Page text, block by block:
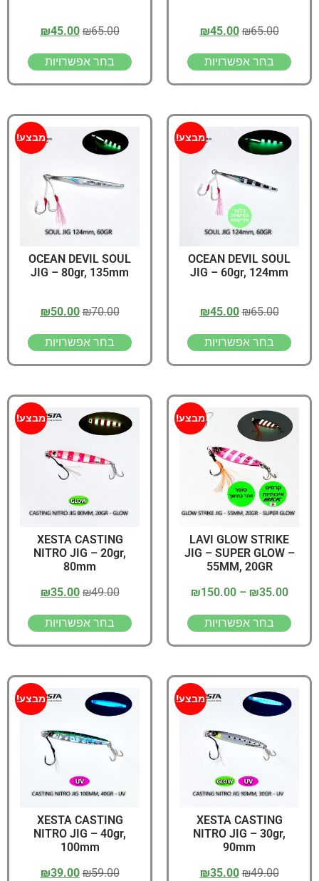
₪65.00
₪45.00
בחר אפשרויות
₪65.00
₪45.00
בחר אפשרויות
מבצע!
OCEAN DEVIL SOUL
JIG – 60gr, 124mm
₪65.00
₪45.00
בחר אפשרויות
מבצע!
OCEAN DEVIL SOUL
JIG – 80gr, 135mm
₪70.00
₪50.00
בחר אפשרויות
מבצע!
LAVI GLOW STRIKE
JIG – SUPER GLOW –
55MM, 20GR
₪35.00
–
₪150.00
בחר אפשרויות
מבצע!
XESTA CASTING
NITRO JIG – 20gr,
80mm
₪49.00
₪35.00
בחר אפשרויות
מבצע!
XESTA CASTING
NITRO JIG – 30gr,
90mm
₪49.00
₪35.00
מבצע!
XESTA CASTING
NITRO JIG – 40gr,
100mm
₪59.00
₪39.00